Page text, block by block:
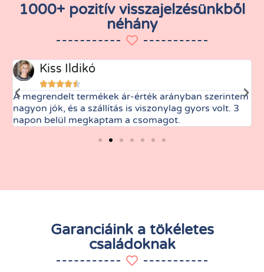
1000+ pozitív visszajelzésünkből
néhány
Kiss Ildikó

A megrendelt termékek ár-érték arányban szerintem
nagyon jók, és a szállítás is viszonylag gyors volt. 3
napon belül megkaptam a csomagot.
Garanciáink a tökéletes
családoknak